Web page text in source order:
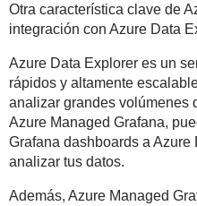
Otra característica clave de
integración con Azure Data
Azure Data Explorer es un
rápidos y altamente
analizar grandes volúmenes
Azure Managed Grafana,
Grafana dashboards a
analizar tus datos.
Además, Azure Managed